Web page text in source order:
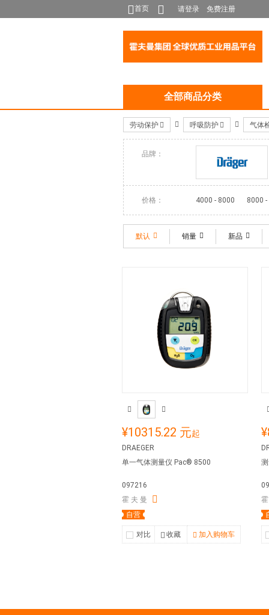
首页 请登录 免费注册
全部商品分类
劳动保护 呼吸防护 气体
品牌：
价格： 4000 - 8000 8000
默认 销量 新品
¥10315.22 元起
DRAEGER
单一气体测量仪 Pac® 8500
097216
霍 夫 曼
自营
对比 收藏 加入购物车